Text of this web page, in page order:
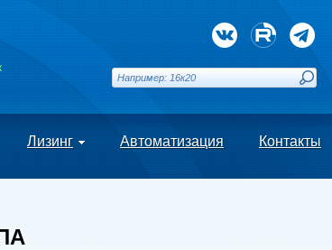
Лизинг Автоматизация Контакты